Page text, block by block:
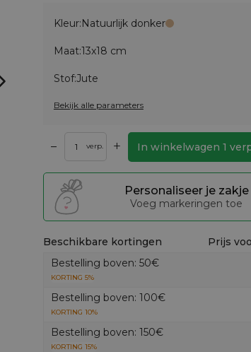
Kleur:Natuurlijk donker
Maat:13x18 cm
Stof:Jute
Bekijk alle parameters
– verp. + In winkelwagen 1
Personaliseer je zakje
Voeg markeringen toe
Beschikbare kortingen
Prijs
Bestelling boven: 50€
KORTING 5%
Bestelling boven: 100€
KORTING 10%
Bestelling boven: 150€
KORTING 15%